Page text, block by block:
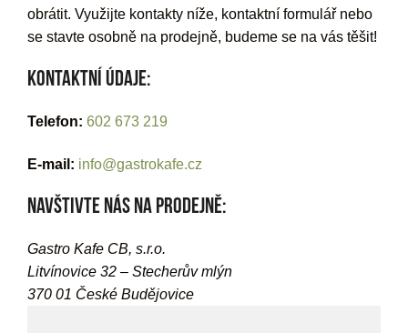
obrátit. Využijte kontakty níže, kontaktní formulář nebo
se stavte osobně na prodejně, budeme se na vás těšit!
Kontaktní údaje:
Telefon: 602 673 219
E-mail: info@gastrokafe.cz
Navštivte nás na prodejně:
Gastro Kafe CB, s.r.o.
Litvínovice 32 – Stecherův mlýn
370 01 České Budějovice